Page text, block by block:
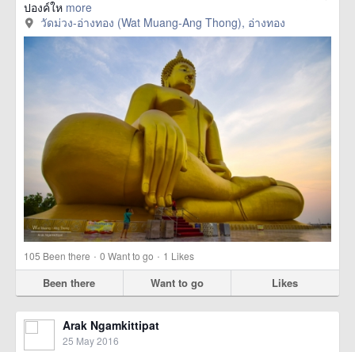
ปองค์ให more
วัดม่วง-อ่างทอง (Wat Muang-Ang Thong), อ่างทอง
105 Been there · 0 Want to go · 1 Likes
Been there Want to go Likes
Arak Ngamkittipat
25 May 2016